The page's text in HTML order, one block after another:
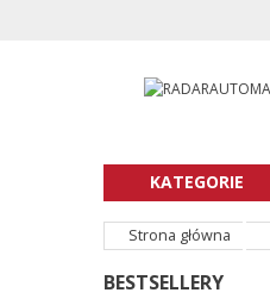
KATEGORIE
Strona główna
BESTSELLERY